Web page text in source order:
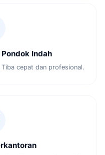
Indah
cepat dan profesional.